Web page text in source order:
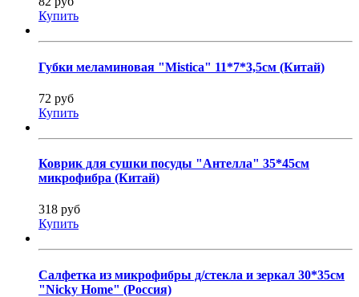
Купить
Губки меламиновая "Mistica" 11*7*3,5см (Китай)
72 руб
Купить
Коврик для сушки посуды "Антелла" 35*45см
микрофибра (Китай)
318 руб
Купить
Салфетка из микрофибры д/стекла и зеркал 30*35см
"Nicky Home" (Россия)